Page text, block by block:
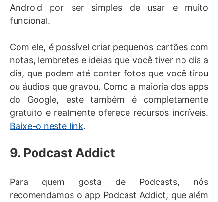
Android por ser simples de usar e muito
funcional.
Com ele, é possível criar pequenos cartões com
notas, lembretes e ideias que você tiver no dia a
dia, que podem até conter fotos que você tirou
ou áudios que gravou. Como a maioria dos apps
do Google, este também é completamente
gratuito e realmente oferece recursos incríveis.
Baixe-o neste link.
9. Podcast Addict
Para quem gosta de Podcasts, nós
recomendamos o app Podcast Addict, que além